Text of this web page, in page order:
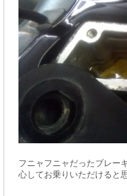
フニャフニャだったブレー
心してお乗りいただけると